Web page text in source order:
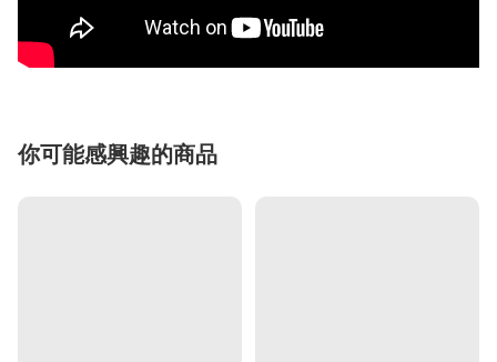
你可能感興趣的商品